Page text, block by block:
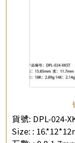
貨號: DPL-024-
Size: :
你的
*e-mail
查詢以